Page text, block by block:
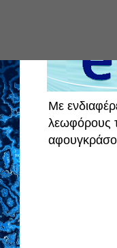
Με
λεωφόρους